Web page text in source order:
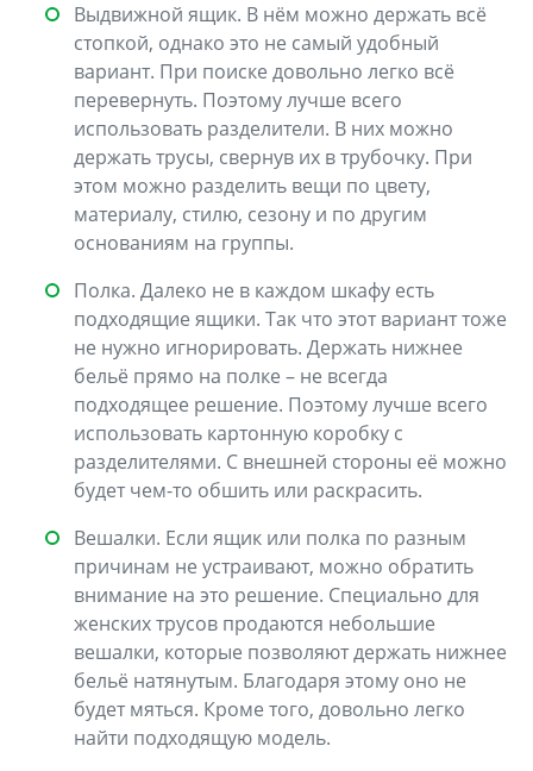
Выдвижной ящик. В нём можно держать всё
стопкой, однако это не самый удобный
вариант. При поиске довольно легко всё
перевернуть. Поэтому лучше всего
использовать разделители. В них можно
держать трусы, свернув их в трубочку. При
этом можно разделить вещи по цвету,
материалу, стилю, сезону и по другим
основаниям на группы.
Полка. Далеко не в каждом шкафу есть
подходящие ящики. Так что этот вариант тоже
не нужно игнорировать. Держать нижнее
бельё прямо на полке – не всегда
подходящее решение. Поэтому лучше всего
использовать картонную коробку с
разделителями. С внешней стороны её можно
будет чем-то обшить или раскрасить.
Вешалки. Если ящик или полка по разным
причинам не устраивают, можно обратить
внимание на это решение. Специально для
женских трусов продаются небольшие
вешалки, которые позволяют держать нижнее
бельё натянутым. Благодаря этому оно не
будет мяться. Кроме того, довольно легко
найти подходящую модель.